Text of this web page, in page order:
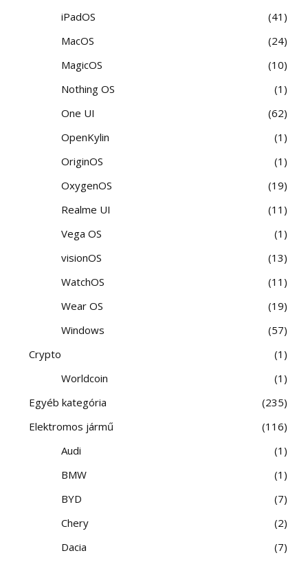
iPadOS
41
MacOS
24
MagicOS
10
Nothing OS
1
One UI
62
OpenKylin
1
OriginOS
1
OxygenOS
19
Realme UI
11
Vega OS
1
visionOS
13
WatchOS
11
Wear OS
19
Windows
57
Crypto
1
Worldcoin
1
Egyéb kategória
235
Elektromos jármű
116
Audi
1
BMW
1
BYD
7
Chery
2
Dacia
7